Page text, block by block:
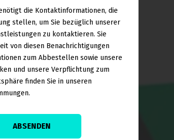
die Kontaktinformationen, die
stellen, um Sie bezüglich unserer
zu kontaktieren. Sie
von diesen Benachrichtigungen
zum Abbestellen sowie unsere
und unsere Verpflichtung zum
finden Sie in unseren